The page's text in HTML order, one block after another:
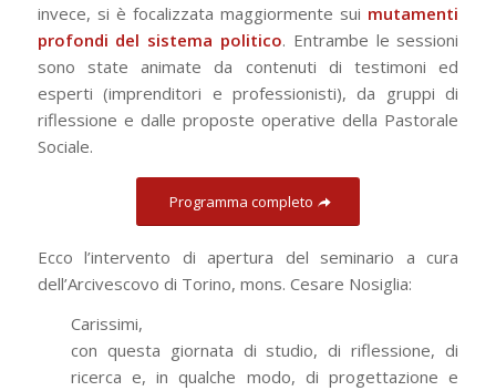
invece, si è focalizzata maggiormente sui mutamenti
profondi del sistema politico. Entrambe le sessioni
sono state animate da contenuti di testimoni ed
esperti (imprenditori e professionisti), da gruppi di
riflessione e dalle proposte operative della Pastorale
Sociale.
Programma completo
Ecco l’intervento di apertura del seminario a cura
dell’Arcivescovo di Torino, mons. Cesare Nosiglia:
Carissimi,
con questa giornata di studio, di riflessione, di
ricerca e, in qualche modo, di progettazione e